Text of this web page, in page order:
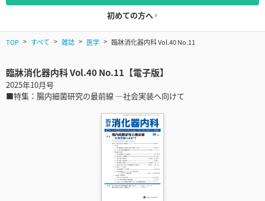
初めての方へ
TOP すべて 雑誌 医学 臨牀消化器内科 Vol.40 No.11
臨牀消化器内科 Vol.40 No.11【電子版】
2025年10月号
■特集：腸内細菌研究の最前線 ―社会実装へ向けて